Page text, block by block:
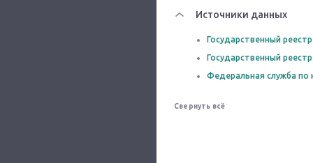
Источники данных
Государственный
Государственный
Федеральная служба по
Свернуть всё